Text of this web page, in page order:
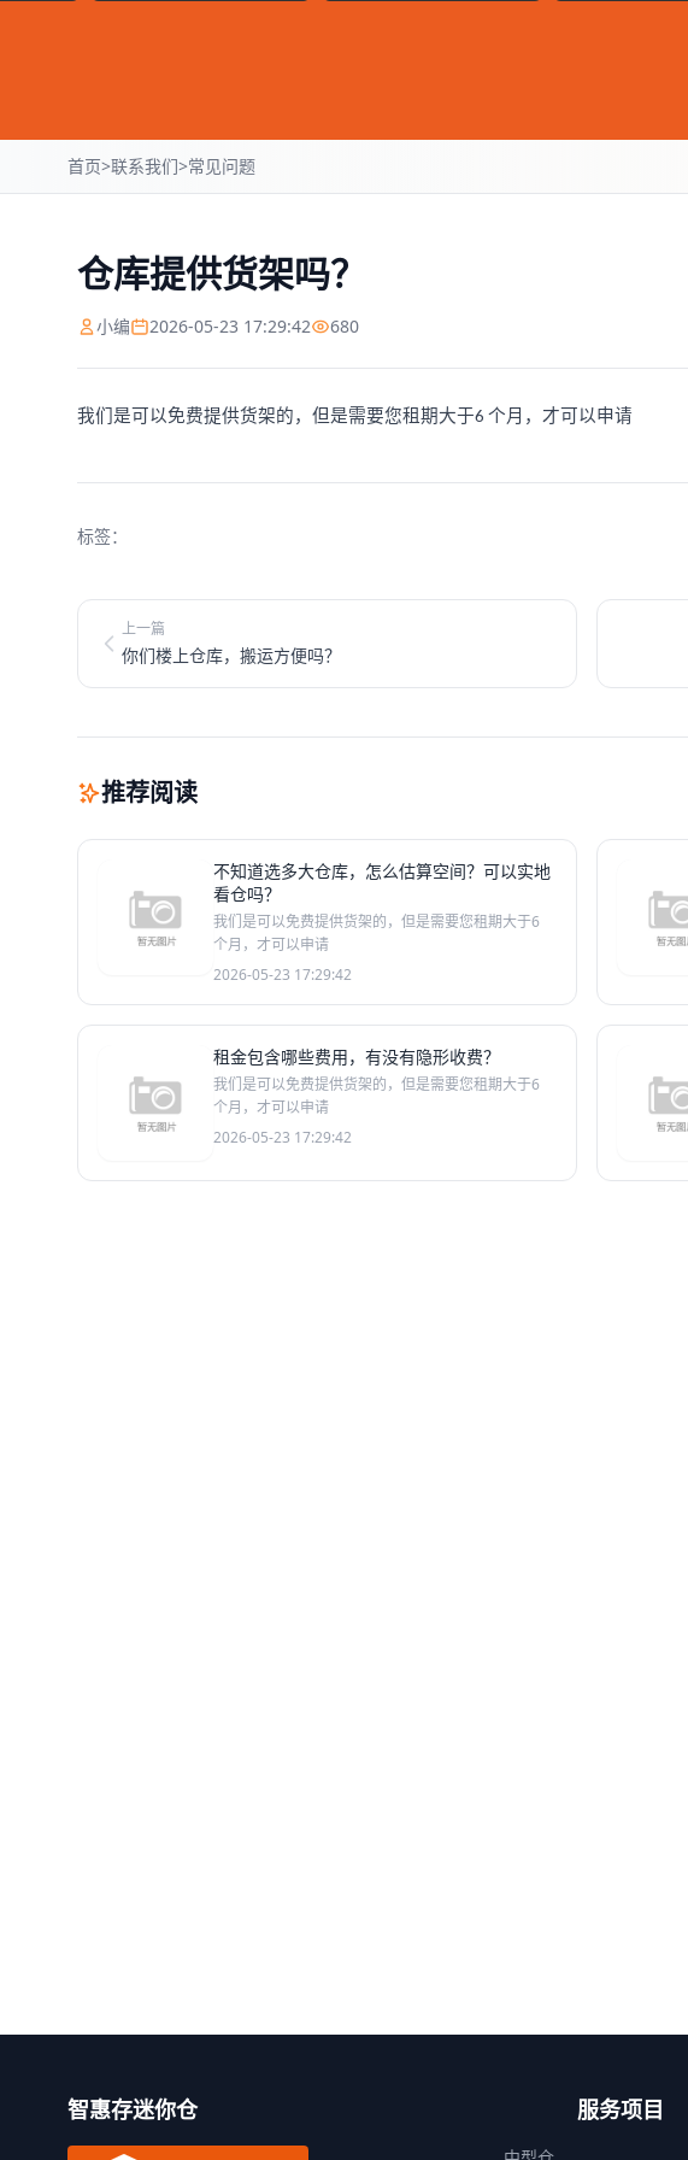
首页>联系我们>常见问题
仓库提供货架吗？
小编 2026-05-23 17:29:42 680
我们是可以免费提供货架的，但是需要您租期大于6 个月，才可以申请
标签：
上一篇
你们楼上仓库，搬运方便吗？
推荐阅读
不知道选多大仓库，怎么估算空间？可以实地
看仓吗？
我们是可以免费提供货架的，但是需要您租期大于6
个月，才可以申请
2026-05-23 17:29:42
租金包含哪些费用，有没有隐形收费？
我们是可以免费提供货架的，但是需要您租期大于6
个月，才可以申请
2026-05-23 17:29:42
智惠存迷你仓 服务项目